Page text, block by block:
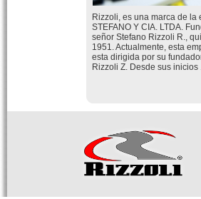
Rizzoli, es una marca de la
STEFANO Y CIA. LTDA.
señor Stefano Rizzoli R.,
1951. Actualmente, esta
esta dirigida por su
Rizzoli Z. Desde sus inicios